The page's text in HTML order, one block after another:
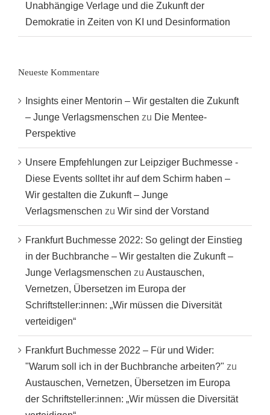
Unabhängige Verlage und die Zukunft der
Demokratie in Zeiten von KI und Desinformation
Neueste Kommentare
Insights einer Mentorin – Wir gestalten die Zukunft
– Junge Verlagsmenschen zu Die Mentee-
Perspektive
Unsere Empfehlungen zur Leipziger Buchmesse -
Diese Events solltet ihr auf dem Schirm haben –
Wir gestalten die Zukunft – Junge
Verlagsmenschen zu Wir sind der Vorstand
Frankfurt Buchmesse 2022: So gelingt der Einstieg
in der Buchbranche – Wir gestalten die Zukunft –
Junge Verlagsmenschen zu Austauschen,
Vernetzen, Übersetzen im Europa der
Schriftsteller:innen: „Wir müssen die Diversität
verteidigen“
Frankfurt Buchmesse 2022 – Für und Wider:
"Warum soll ich in der Buchbranche arbeiten?" zu
Austauschen, Vernetzen, Übersetzen im Europa
der Schriftsteller:innen: „Wir müssen die Diversität